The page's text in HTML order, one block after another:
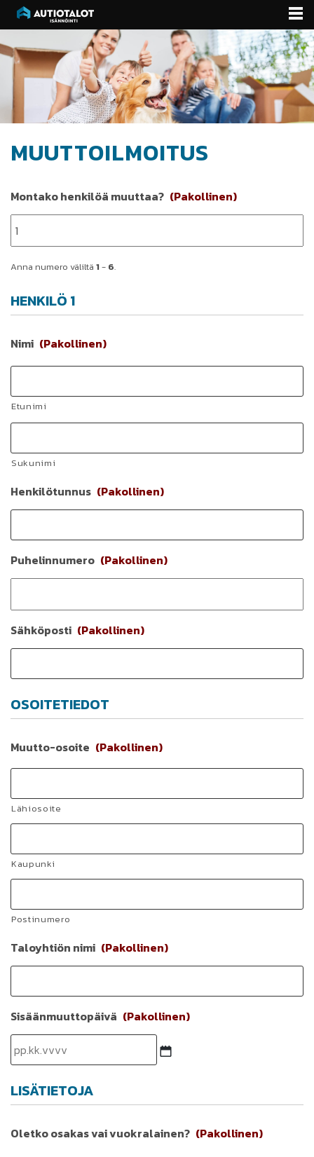
to
content
MUUTTOILMOITUS
Montako henkilöä muuttaa? (Pakollinen)
Anna numero väliltä 1 - 6.
HENKILÖ 1
Nimi (Pakollinen)
Etunimi
Sukunimi
Henkilötunnus (Pakollinen)
Puhelinnumero (Pakollinen)
Sähköposti (Pakollinen)
OSOITETIEDOT
Muutto-osoite (Pakollinen)
Lähiosoite
Kaupunki
Postinumero
Taloyhtiön nimi (Pakollinen)
Sisäänmuuttopäivä (Pakollinen)
dot
KK
dot
VVVV
LISÄTIETOJA
Oletko osakas vai vuokralainen? (Pakollinen)